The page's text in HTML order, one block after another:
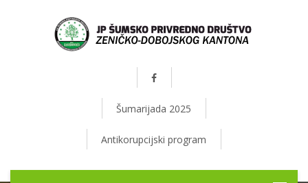
Šumarijada 2025
Antikorupcijski program